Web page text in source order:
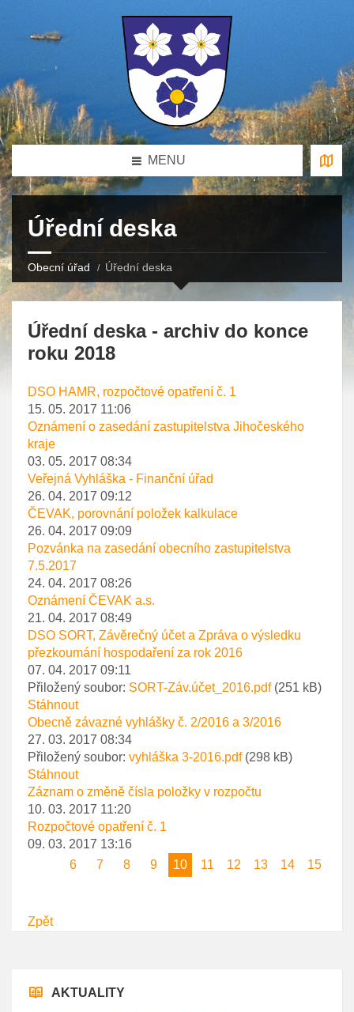
MENU
Úřední deska
Obecní úřad Úřední deska
Úřední deska - archiv do konce
roku 2018
DSO HAMR, rozpočtové opatření č. 1
15. 05. 2017 11:06
Oznámení o zasedání zastupitelstva Jihočeského
kraje
03. 05. 2017 08:34
Veřejná Vyhláška - Finanční úřad
26. 04. 2017 09:12
ČEVAK, porovnání položek kalkulace
26. 04. 2017 09:09
Pozvánka na zasedání obecního zastupitelstva
7.5.2017
24. 04. 2017 08:26
Oznámení ČEVAK a.s.
21. 04. 2017 08:49
DSO SORT, Závěrečný účet a Zpráva o výsledku
přezkoumání hospodaření za rok 2016
07. 04. 2017 09:11
Přiložený soubor: SORT-Záv.účet_2016.pdf(251 kB)
Stáhnout
Obecně závazné vyhlášky č. 2/2016 a 3/2016
27. 03. 2017 08:34
Přiložený soubor: vyhláška 3-2016.pdf(298 kB)
Stáhnout
Záznam o změně čísla položky v rozpočtu
10. 03. 2017 11:20
Rozpočtové opatření č. 1
09. 03. 2017 13:16
6
7 8 9 10 11 12 13 14 15
Zpět
AKTUALITY